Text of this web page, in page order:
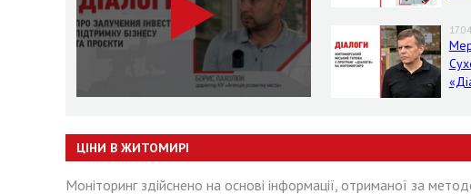
ЦІНИ В ЖИТОМИРІ
Моніторинг здійснено на основі інформації, отриманої за